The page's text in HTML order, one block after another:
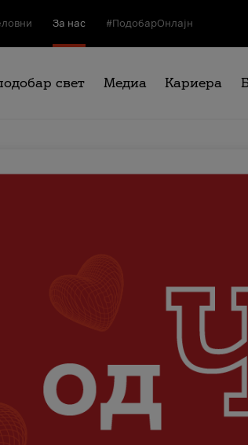
За нас #ПодобарОнлајн
свет Медиа Кариера